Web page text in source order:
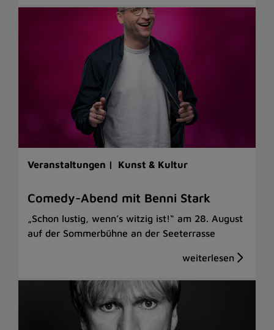
Veranstaltungen | Kunst & Kultur
Comedy-Abend mit Benni Stark
„Schon lustig, wenn’s witzig ist!“ am 28. August
auf der Sommerbühne an der Seeterrasse